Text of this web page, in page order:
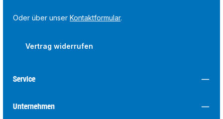
Oder über unserKontaktformular.
Vertrag widerrufen
Service
Unternehmen